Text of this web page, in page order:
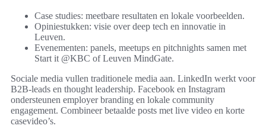
Case studies: meetbare resultaten en lokale voorbeelden.
Opiniestukken: visie over deep tech en innovatie in
Leuven.
Evenementen: panels, meetups en pitchnights samen met
Start it @KBC of Leuven MindGate.
Sociale media vullen traditionele media aan. LinkedIn werkt voor
B2B-leads en thought leadership. Facebook en Instagram
ondersteunen employer branding en lokale community
engagement. Combineer betaalde posts met live video en korte
casevideo’s.